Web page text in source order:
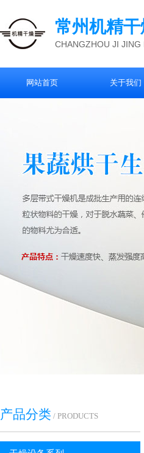
常州机精
CHANGZHOU JI JING
网站首页 关于我们
产品分类 / PRODUCTS